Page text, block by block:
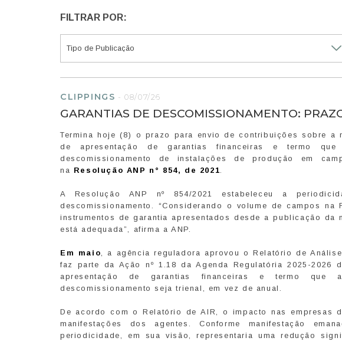
FILTRAR POR:
CLIPPINGS -08/07/26
GARANTIAS DE DESCOMISSIONAMENTO:
Termina hoje (8) o prazo para envio de contribuições sobre a
de apresentação de garantias financeiras e termo
descomissionamento de instalações de produção em
na Resolução ANP n° 854, de 2021.
A Resolução ANP nº 854/2021 estabeleceu a
descomissionamento. “Considerando o volume de campos
instrumentos de garantia apresentados desde a publicação
está adequada”, afirma a ANP.
Em maio, a agência reguladora aprovou o Relatório de
faz parte da Ação nº 1.18 da Agenda Regulatória 2025-2026
apresentação de garantias financeiras e termo que
descomissionamento seja trienal, em vez de anual.
De acordo com o Relatório de AIR, o impacto nas empresas
manifestações dos agentes. Conforme manifestação
periodicidade, em sua visão, representaria uma redução